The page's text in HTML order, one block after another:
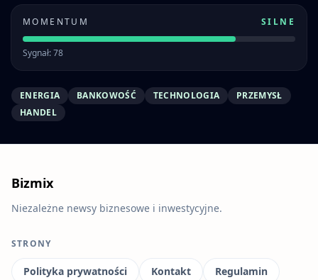
MOMENTUM SILNE
Sygnał: 78
ENERGIA BANKOWOŚĆ TECHNOLOGIA
PRZEMYSŁ
HANDEL
Bizmix
Niezależne newsy biznesowe i inwestycyjne.
STRONY
Polityka prywatności Kontakt Regulamin